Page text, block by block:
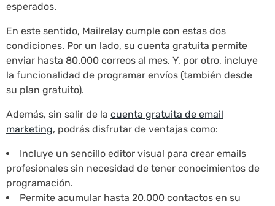
esperados.
En este sentido, Mailrelay cumple con estas dos
condiciones. Por un lado, su cuenta gratuita permite
enviar hasta 80.000 correos al mes. Y, por otro, incluye
la funcionalidad de programar envíos (también desde
su plan gratuito).
Además, sin salir de la cuenta gratuita de email
marketing, podrás disfrutar de ventajas como:
Incluye un sencillo editor visual para crear emails
profesionales sin necesidad de tener conocimientos de
programación.
Permite acumular hasta 20.000 contactos en su